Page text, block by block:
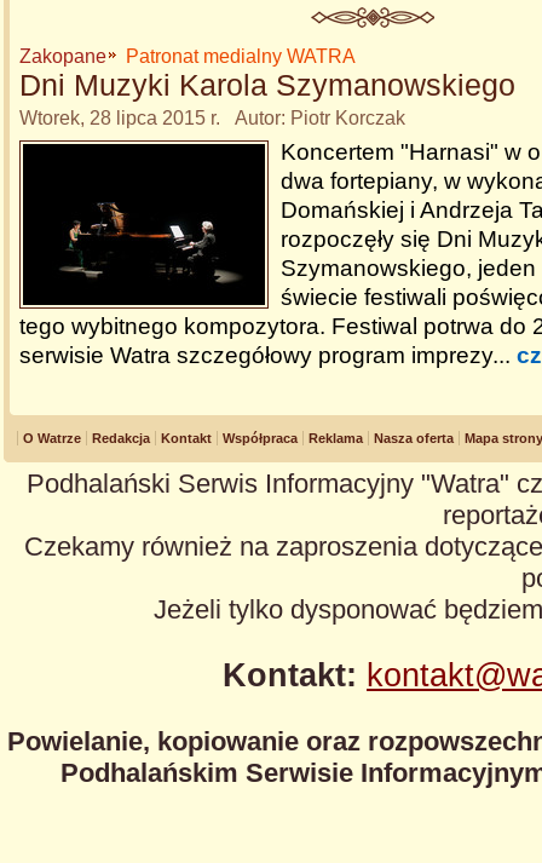
Zakopane Patronat medialny WATRA
Dni Muzyki Karola Szymanowskiego
Wtorek, 28 lipca 2015 r. Autor: Piotr Korczak
Koncertem "Harnasi" w
dwa fortepiany, w
Domańskiej i Andrzeja
rozpoczęły się Dni
Szymanowskiego,
świecie festiwali
tego wybitnego kompozytora. Festiwal potrwa do
serwisie Watra szczegółowy program imprezy...
O Watrze Redakcja Kontakt Współpraca Reklama Nasza oferta Mapa strony
Podhalański Serwis Informacyjny "Watra"
Czekamy również na zaproszenia
Jeżeli tylko dysponować
Kontakt:
Powielanie, kopiowanie oraz
Podhalańskim Serwisie